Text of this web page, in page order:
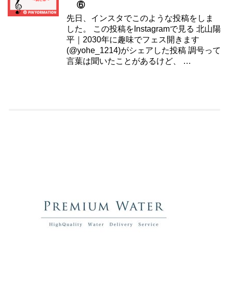
⑥
先日、インスタでこのような投稿をしま
した。 この投稿をInstagramで見る 北山陽
平｜2030年に趣味でフェス開きます
(@yohe_1214)がシェアした投稿 調号って
言葉は聞いたことがあるけど、 …